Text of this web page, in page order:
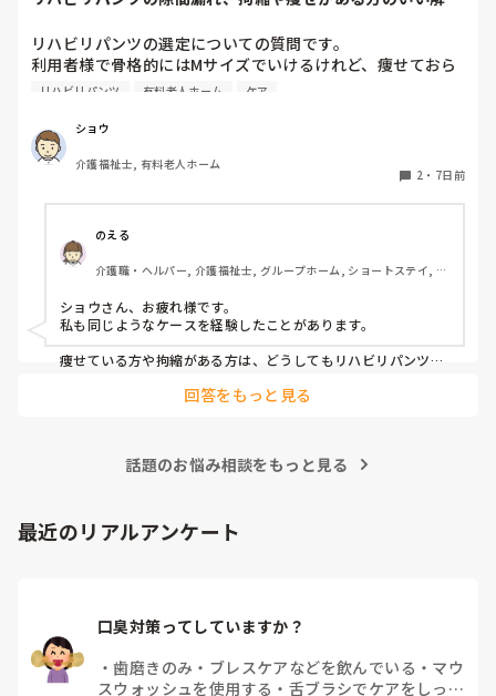
以外が残業する事で対応出来ています。）
なのでそういう人が足りていない施設にとっては貴重な存在に
なるし、直接介助しなくても現場で利用者様と会話はするの
そこから興味があればですが、資格取得支援が受けられる可能
性もありますし(^^)
リハビリパンツの選定についての質問です。
利用者様で骨格的にはMサイズでいけるけれど、痩せておら
れたり、拘縮等で隙間ができ、そこから漏れてしまう方がた
ちなみに、パッドも当てている方がほとんどです。
みなさんの施設での対策や、おすすめの選び方・当て方など
よろしくお願いいたします。
リハビリパンツ 有料老人ホーム ケア
ショウ
介護福祉士, 有料老人ホーム
2 ・ 7日前
のえる
介護職・ヘルパー, 介護福祉士, グループホーム, ショートステイ, デ
護
ショウさん、お疲れ様です。
私も同じようなケースを経験したことがあります。
痩せている方や拘縮がある方は、どうしてもリハビリパンツと
か、陰部にきちんとフィットしているかを確認するだけでも漏
それでも漏れが続く場合は、サイズが本当に合っているかを再
検討したり、メーカーを変更して試すこともありました。同じ
ため、排泄後の状態を職員間で共有し、「どこから漏れている
のか」を確認しながら対策を考えていました。
一度で解決することは少ないですが、オムツやパッドの種類、
回答をもっと見る
話題のお悩み相談をもっと見る
最近のリアルアンケート
口臭対策ってしていますか？
・歯磨きのみ ・ ブレスケアなどを飲んでいる ・ マウ
スウォッシュを使用する ・ 舌ブラシでケアをしっか